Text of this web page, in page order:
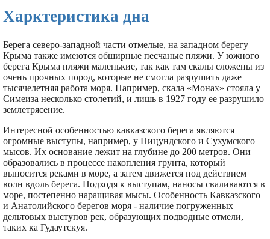
Харктеристика дна
Берега северо-западной части отмелые, на западном берегу
Крыма также имеются обширные песчаные пляжи. У южного
берега Крыма пляжи маленькие, так как там скалы сложены из
очень прочных пород, которые не смогла разрушить даже
тысячелетняя работа моря. Например, скала «Монах» стояла у
Симеиза несколько столетий, и лишь в 1927 году ее разрушило
землетрясение.
Интересной особенностью кавказского берега являются
огромные выступы, например, у Пицундского и Сухумского
мысов. Их основание лежит на глубине до 200 метров. Они
образовались в процессе накопления грунта, который
выносится реками в море, а затем движется под действием
волн вдоль берега. Подходя к выступам, наносы сваливаются в
море, постепенно наращивая мысы. Особенность Кавказского
и Анатолийского берегов моря - наличие погруженных
дельтовых выступов рек, образующих подводные отмели,
таких ка Гудаутскуя.